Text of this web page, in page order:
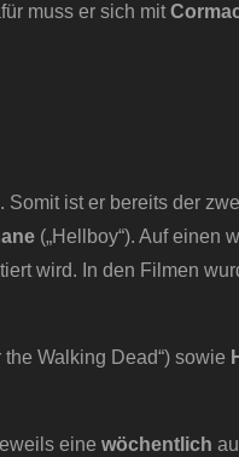
muss er sich mit
Somit ist er bereits der
(„Hellboy“). Auf einen
wird. In den Filmen
the Walking Dead“) sowie
eine wöchentlich